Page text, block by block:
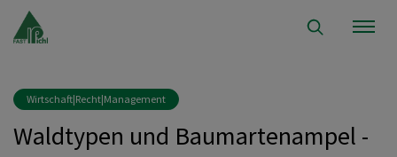
Wirtschaft|Recht|Management
Waldtypen und Baumartenampel -